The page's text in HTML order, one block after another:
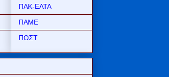
ΠΑΚ-ΕΛΤΑ
ΠΑΜΕ
ΠΟΣΤ